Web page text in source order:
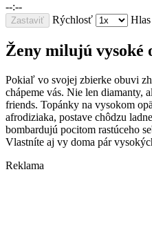
--:--
Zastaviť Rýchlosť Hlas
Ženy milujú vysoké
Pokiaľ vo svojej zbierke obuvi
chápeme vás. Nie len diamanty,
friends. Topánky na vysokom
afrodiziaka, postave chôdzu
bombardujú pocitom rastúceho
Vlastníte aj vy doma pár
Reklama